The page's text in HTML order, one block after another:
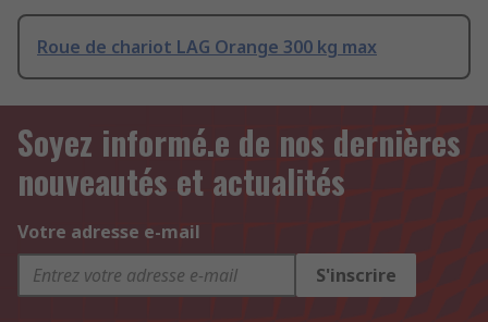
Roue de chariot LAG Orange 300 kg max
Soyez informé.e de nos dernières
nouveautés et actualités
Votre adresse e-mail
S'inscrire